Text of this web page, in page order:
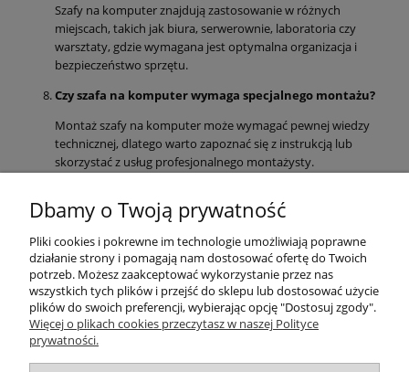
Szafy na komputer znajdują zastosowanie w różnych
miejscach, takich jak biura, serwerownie, laboratoria czy
warsztaty, gdzie wymagana jest optymalna organizacja i
bezpieczeństwo sprzętu.
Czy szafa na komputer wymaga specjalnego montażu?
Montaż szafy na komputer może wymagać pewnej wiedzy
technicznej, dlatego warto zapoznać się z instrukcją lub
skorzystać z usług profesjonalnego montażysty.
Produkty
Kategorie bloga
Kontakt
Dbamy o Twoją prywatność
Pliki cookies i pokrewne im technologie umożliwiają poprawne
działanie strony i pomagają nam dostosować ofertę do Twoich
potrzeb. Możesz zaakceptować wykorzystanie przez nas
wszystkich tych plików i przejść do sklepu lub dostosować użycie
plików do swoich preferencji, wybierając opcję "Dostosuj zgody".
Więcej o plikach cookies przeczytasz w naszej Polityce
prywatności.